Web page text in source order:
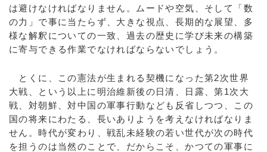
は避けなければなりません。ムードや空気、そして「数
の力」で事に当たらず、大きな視点、長期的な展望、多
様な解釈についての一致、過去の歴史に学び未来の構築
に寄与できる作業でなければならないでしょう。
とくに、この憲法が生まれる契機になった第2次世界
大戦、という以上に明治維新後の日清、日露、第1次大
戦、対朝鮮、対中国の軍事行動なども反省しつつ、この
国の将来にわたる、長いありようを考えなければなりま
せん。時代が変わり、戦乱未経験の若い世代が次の時代
を担うのは当然のことで、だからこそ、かつての軍事に